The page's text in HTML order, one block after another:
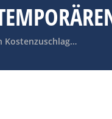
Kostenzuschlag…